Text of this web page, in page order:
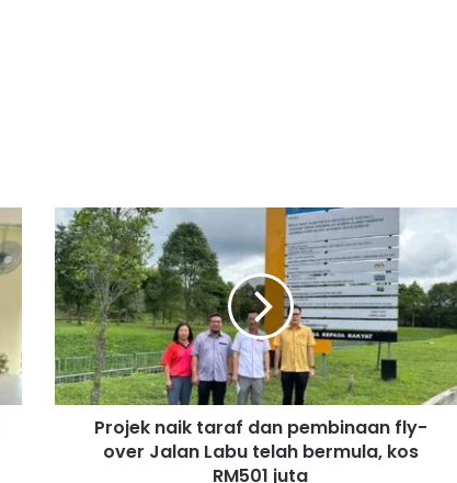
P
r
o
j
e
k
n
a
i
Projek naik taraf dan pembinaan fly-
over Jalan Labu telah bermula, kos
RM501 juta